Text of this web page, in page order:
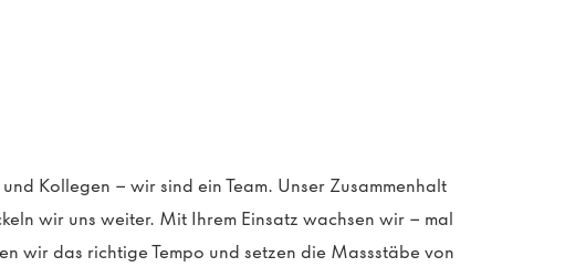
Kollegen – wir sind ein Team. Unser Zusammenhalt
wir uns weiter. Mit IhremEinsatz wachsen wir – mal
wir das richtige Tempo und setzen die Massstäbe von